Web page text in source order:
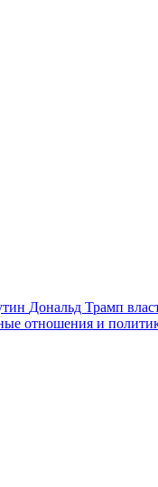
Дональд Трамп
отношения и